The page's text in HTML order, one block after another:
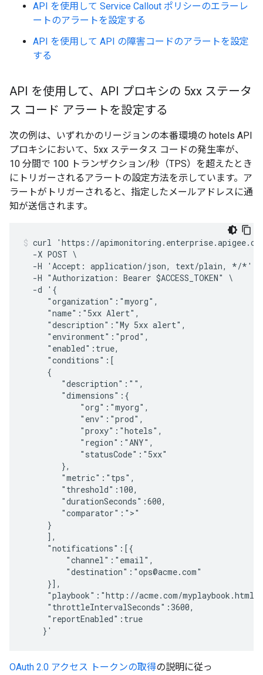
API を使用して Service Callout ポリシーのエラーレ
ートのアラートを設定する
API を使用して API の障害コードのアラートを設定
する
API を使用して、API プロキシの 5xx ステータ
ス コード アラートを設定する
次の例は、いずれかのリージョンの本番環境の hotels API
プロキシにおいて、5xx ステータス コードの発生率が、
10 分間で 100 トランザクション/秒（TPS）を超えたとき
にトリガーされるアラートの設定方法を示しています。ア
ラートがトリガーされると、指定したメールアドレスに通
知が送信されます。
curl 'https://
  -X POST \
-H 'Accept: application/json, text/plain, */*'
  -H "Authorization: Bearer $ACCESS_TOKEN" \
  -d '{
     "organization":"myorg",
     "name":"5xx Alert",
     "description":"My 5xx alert",
     "environment":"prod",
     "enabled":true,
     "conditions":[
     {
        "description":"",
        "dimensions":{
            "org":"myorg",
            "env":"prod",
            "proxy":"hotels",
            "region":"ANY",
            "statusCode":"5xx"
        },
        "metric":"tps",
        "threshold":100,
        "durationSeconds":600,
        "comparator":">"
     }
     ],
     "notifications":[{
         "channel":"email",
         "destination":"ops@acme.com"
     }],
"playbook":"http://acme.com/
     "throttleIntervalSeconds":3600,
     "reportEnabled":true
OAuth 2.0 アクセス トークンの取得の説明に従っ